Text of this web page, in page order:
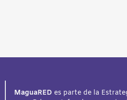
MaguaRED es parte de la